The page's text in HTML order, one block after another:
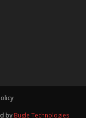
by Bugle Technologies